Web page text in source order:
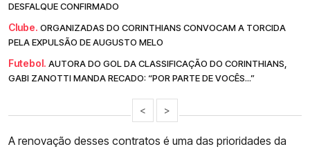
DESFALQUE CONFIRMADO
Clube. ORGANIZADAS DO CORINTHIANS CONVOCAM A TORCIDA
PELA EXPULSÃO DE AUGUSTO MELO
Futebol. AUTORA DO GOL DA CLASSIFICAÇÃO DO CORINTHIANS,
GABI ZANOTTI MANDA RECADO: “POR PARTE DE VOCÊS...”
< >
A renovação desses contratos é uma das prioridades da